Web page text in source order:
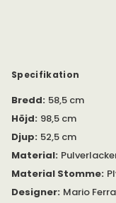
Specifikation
Bredd: 58,5 cm
Höjd: 98,5 cm
Djup: 52,5 cm
Material:
Material Stomme:
Designer: Mario